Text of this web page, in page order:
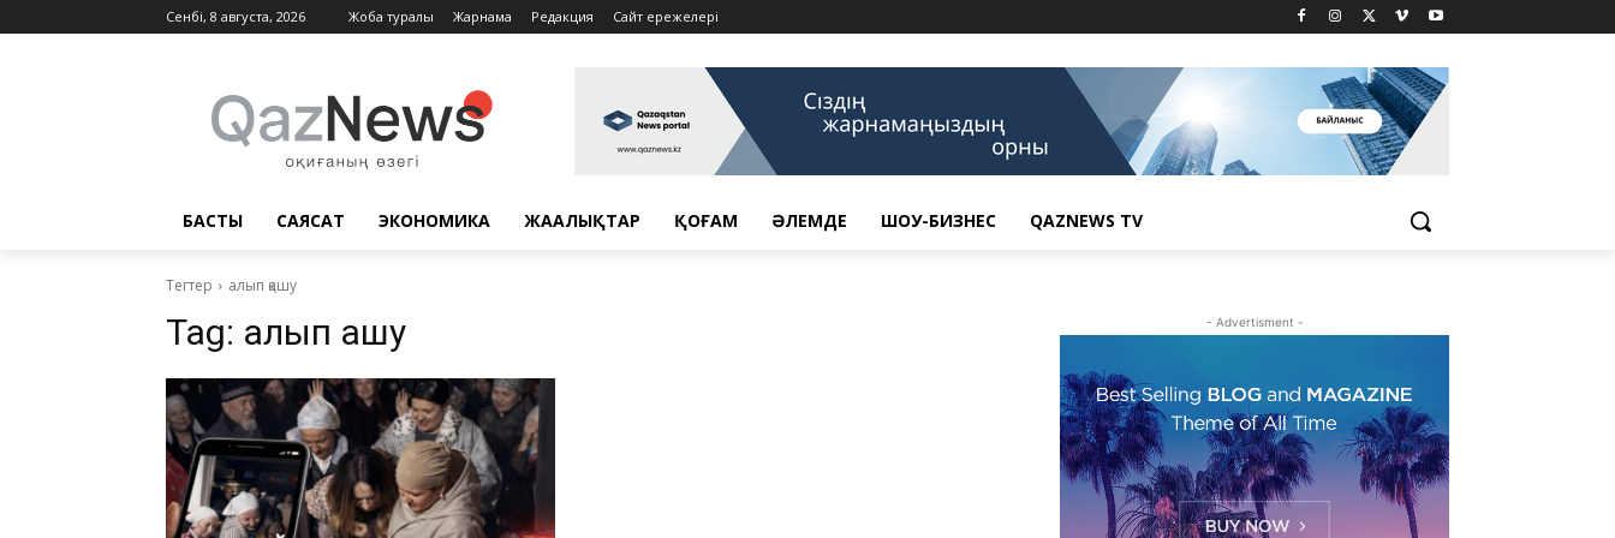
Сенбі, 8 августа, 2026 Жоба туралы Жарнама Редакция Сайт ережелері
БАСТЫ САЯСАТ ЭКОНОМИКА ЖАҢАЛЫҚТАР ҚОҒАМ ӘЛЕМДЕ ШОУ-БИЗНЕС QAZNEWS TV
Тегтер алып қашу
Tag: алып қашу - Advertisment -